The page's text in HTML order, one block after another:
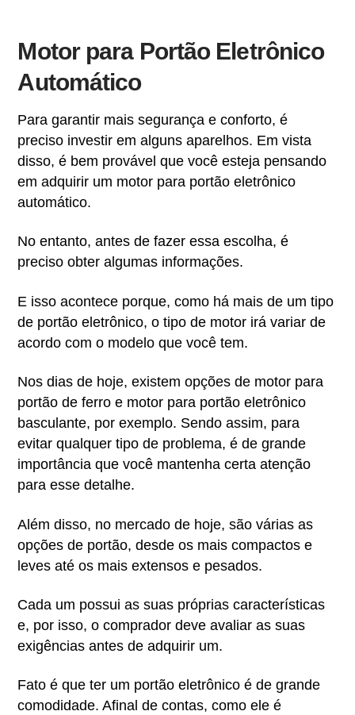
Motor para Portão Eletrônico
Automático
Para garantir mais segurança e conforto, é
preciso investir em alguns aparelhos. Em vista
disso, é bem provável que você esteja pensando
em adquirir um motor para portão eletrônico
automático.
No entanto, antes de fazer essa escolha, é
preciso obter algumas informações.
E isso acontece porque, como há mais de um tipo
de portão eletrônico, o tipo de motor irá variar de
acordo com o modelo que você tem.
Nos dias de hoje, existem opções de motor para
portão de ferro e motor para portão eletrônico
basculante, por exemplo. Sendo assim, para
evitar qualquer tipo de problema, é de grande
importância que você mantenha certa atenção
para esse detalhe.
Além disso, no mercado de hoje, são várias as
opções de portão, desde os mais compactos e
leves até os mais extensos e pesados.
Cada um possui as suas próprias características
e, por isso, o comprador deve avaliar as suas
exigências antes de adquirir um.
Fato é que ter um portão eletrônico é de grande
comodidade. Afinal de contas, como ele é